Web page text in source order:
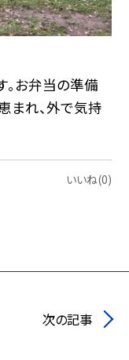
お弁当の準備
まれ、外で気持
いいね(0)
次の記事